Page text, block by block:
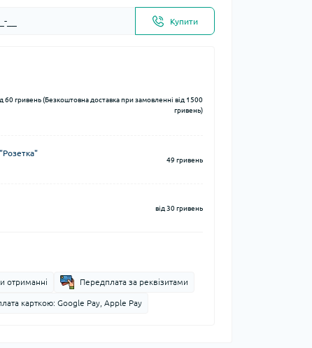
Купити
60 гривень (Безкоштовна доставка при замовленні від 1500
гривень)
49 гривень
від 30 гривень
отриманні Передплата за реквізитами
карткою: Google Pay, Apple Pay